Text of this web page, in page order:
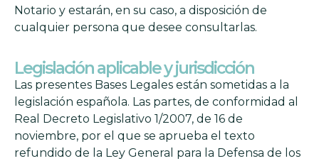
Notario y estarán, en su caso, a disposición de
cualquier persona que desee consultarlas.
Legislación aplicable y jurisdicción
Las presentes Bases Legales están sometidas a la
legislación española. Las partes, de conformidad al
Real Decreto Legislativo 1/2007, de 16 de
noviembre, por el que se aprueba el texto
refundido de la Ley General para la Defensa de los